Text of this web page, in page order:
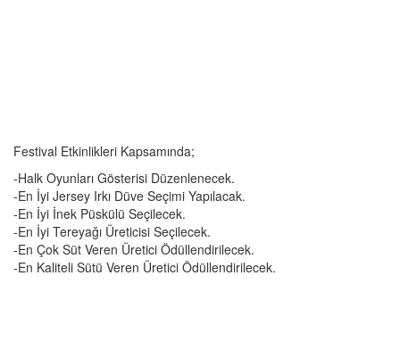
Festival Etkinlikleri Kapsamında;
-Halk Oyunları Gösterisi Düzenlenecek.
-En İyi Jersey Irkı Düve Seçimi Yapılacak.
-En İyi İnek Püskülü Seçilecek.
-En İyi Tereyağı Üreticisi Seçilecek.
-En Çok Süt Veren Üretici Ödüllendirilecek.
-En Kaliteli Sütü Veren Üretici Ödüllendirilecek.